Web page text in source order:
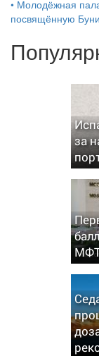
• Молодёжная
посвящённую
за